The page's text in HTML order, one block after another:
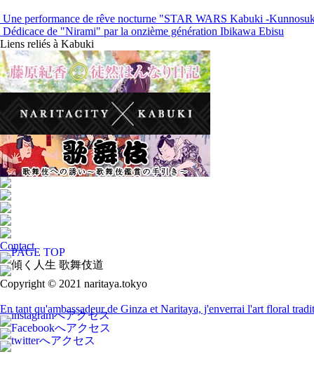
Une performance de rêve nocturne "STAR WARS Kabuki -
Dédicace de "Nirami" par la onzième génération Ibikawa Ebisu
Liens reliés à Kabuki
Contact
Copyright © 2021 naritaya.tokyo
En tant qu'ambassadeur de Ginza et Naritaya, j'enverrai l'art floral